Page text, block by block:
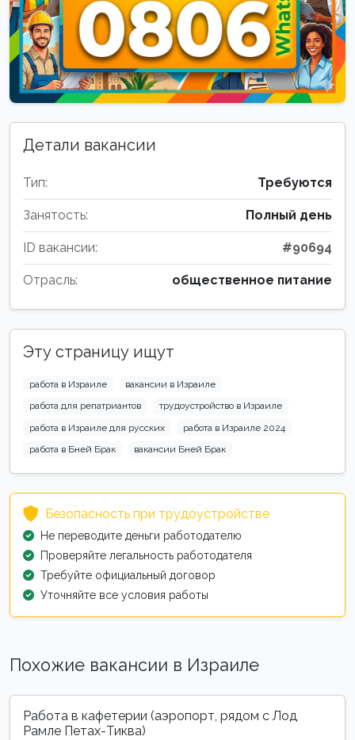
Детали вакансии
Тип: Требуются
Занятость: Полный день
ID вакансии: #90694
Отрасль: общественное питание
Эту страницу ищут
работа в Израиле
вакансии в Израиле
работа для репатриантов
трудоустройство в Израиле
работа в Израиле для русских
работа в Израиле 2024
работа в Бней Брак
вакансии Бней Брак
Безопасность при трудоустройстве
Не переводите деньги работодателю
Проверяйте легальность работодателя
Требуйте официальный договор
Уточняйте все условия работы
Похожие вакансии в Израиле
Работа в кафетерии (аэропорт, рядом с Лод
Рамле Петах-Тиква)